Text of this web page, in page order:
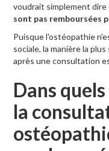
voudrait simplement dire
sont pas remboursées
Puisque l'ostéopathie
sociale, la manière la
après une consultation
Dans
la